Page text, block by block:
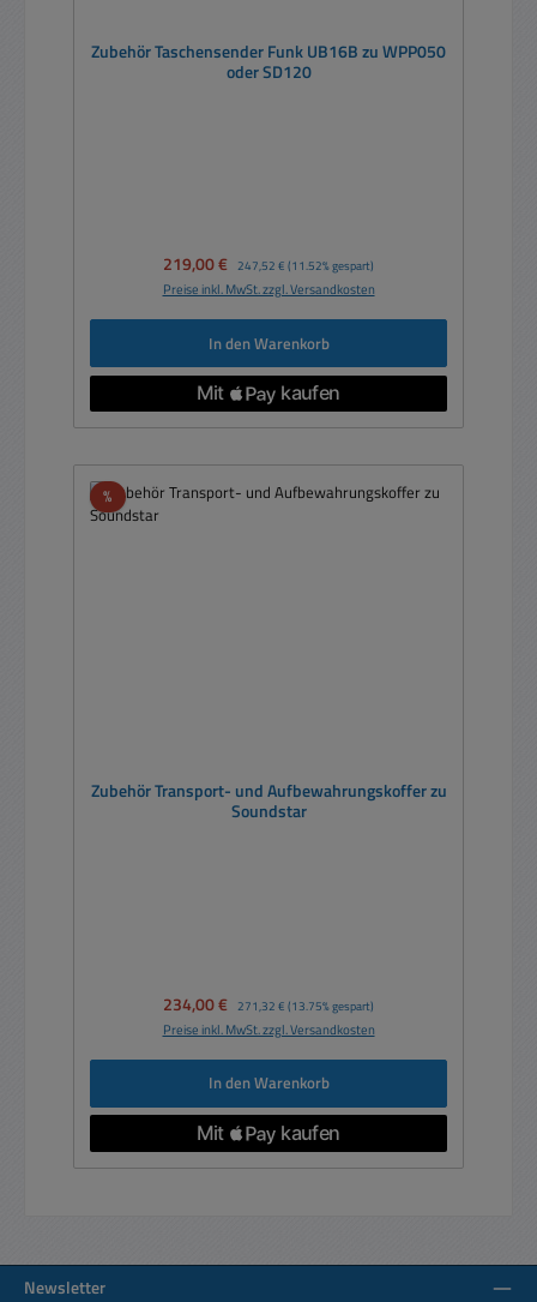
Zubehör Taschensender Funk UB16B zu WPP050
oder SD120
Verkaufspreis:
219,00 € Regulärer Preis:
247,52 € (11.52% gespart)
Preise inkl. MwSt. zzgl. Versandkosten
In den Warenkorb
%Rabatt
Zubehör Transport- und Aufbewahrungskoffer zu
Soundstar
Verkaufspreis:
234,00 € Regulärer Preis:
271,32 € (13.75% gespart)
Preise inkl. MwSt. zzgl. Versandkosten
In den Warenkorb
Newsletter